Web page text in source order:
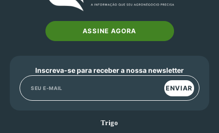
ASSINE AGORA
Inscreva-se para receber a nossa newsletter
ENVIAR
Trigo